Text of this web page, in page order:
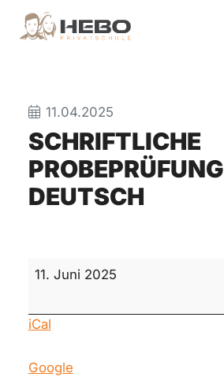
11.04.2025
SCHRIFTLICHE
PROBEPRÜFUNG
DEUTSCH
schriftliche
11. Juni 2025
iCal
Google